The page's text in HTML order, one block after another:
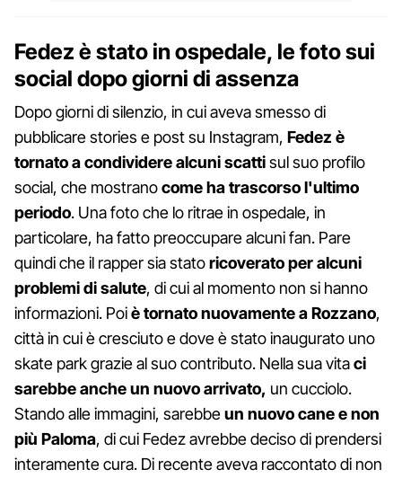
Fedez è stato in ospedale, le foto sui
social dopo giorni di assenza
Dopo giorni di silenzio, in cui aveva smesso di
pubblicare stories e post su Instagram, Fedez è
tornato a condividere alcuni scattisul suo profilo
social, che mostranocome ha trascorso l'ultimo
periodo. Una foto che lo ritrae in ospedale, in
particolare, ha fatto preoccupare alcuni fan. Pare
quindi che il rapper sia statoricoverato per alcuni
problemi di salute, di cui al momento non si hanno
informazioni. Poiè tornato nuovamente a Rozzano,
città in cui è cresciuto e dove è stato inaugurato uno
skate park grazie al suo contributo. Nella sua vitaci
sarebbe anche un nuovo arrivato, un cucciolo.
Stando alle immagini, sarebbeun nuovo cane e non
più Paloma, di cui Fedez avrebbe deciso di prendersi
interamente cura. Di recente aveva raccontato di non